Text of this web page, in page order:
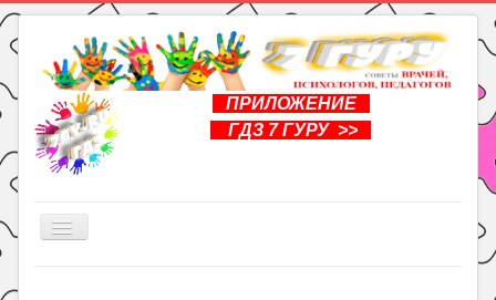
ПРИЛОЖЕНИЕ
ГДЗ 7 ГУРУ >>
Включить/